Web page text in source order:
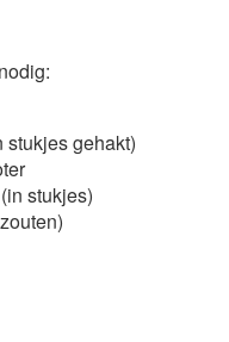
stukjes gehakt)
stukjes)